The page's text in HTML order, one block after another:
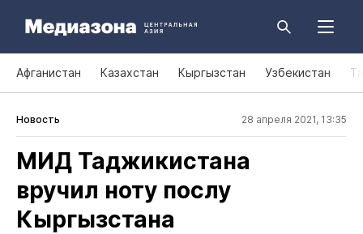
Афганистан Казахстан Кыргызстан Узбекистан
Новость 28 апреля 2021, 13:35
МИД Таджикистана
вручил ноту послу
Кыргызстана